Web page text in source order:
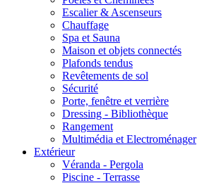
Escalier & Ascenseurs
Chauffage
Spa et Sauna
Maison et objets connectés
Plafonds tendus
Revêtements de sol
Sécurité
Porte, fenêtre et verrière
Dressing - Bibliothèque
Rangement
Multimédia et Electroménager
Extérieur
Véranda - Pergola
Piscine - Terrasse